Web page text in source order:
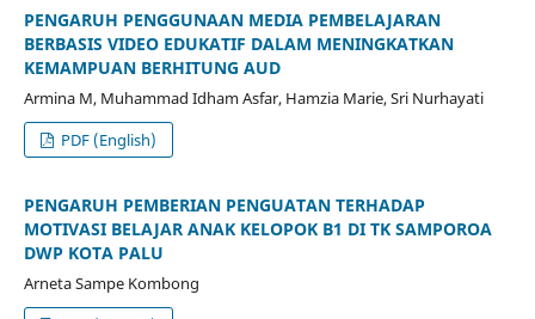
PENGARUH PENGGUNAAN MEDIA PEMBELAJARAN
BERBASIS VIDEO EDUKATIF DALAM MENINGKATKAN
KEMAMPUAN BERHITUNG AUD
Armina M, Muhammad Idham Asfar, Hamzia Marie, Sri Nurhayati
PDF (English)
PENGARUH PEMBERIAN PENGUATAN TERHADAP
MOTIVASI BELAJAR ANAK KELOPOK B1 DI TK SAMPOROA
DWP KOTA PALU
Arneta Sampe Kombong